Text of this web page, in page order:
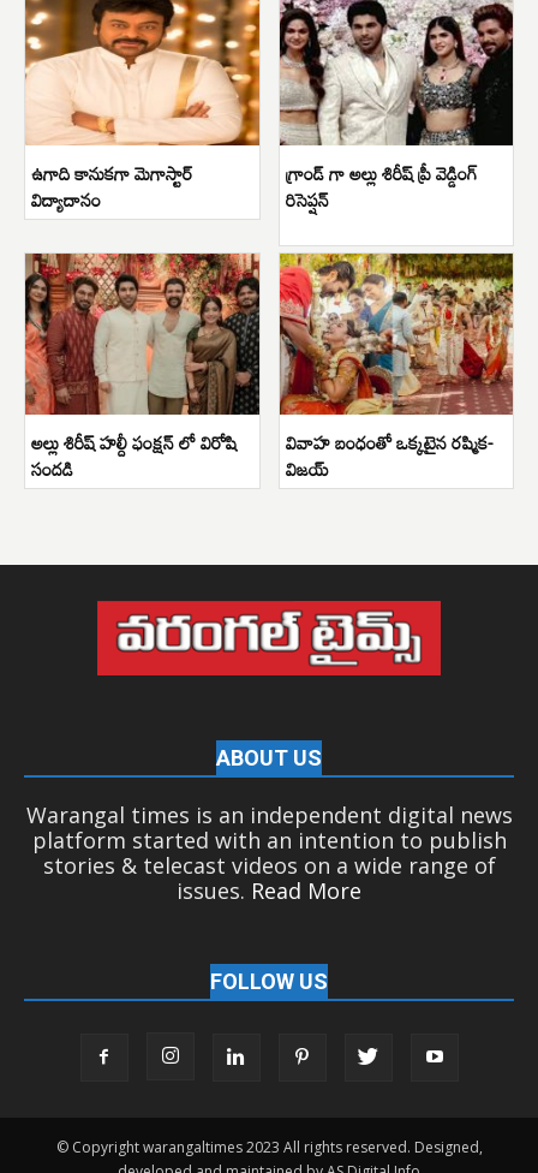
ఉగాది కానుకగా మెగాస్టార్
విద్యాదానం
గ్రాండ్ గా అల్లు శిరీష్ ప్రీ వెడ్డింగ్
రిసెప్షన్
అల్లు శిరీష్ హల్దీ ఫంక్షన్ లో విరోషి
సందడి
వివాహ బంధంతో ఒక్కటైన రష్మిక-
విజయ్
ABOUT US
Warangal times is an independent digital news
platform started with an intention to publish
stories & telecast videos on a wide range of
issues. Read More
FOLLOW US
© Copyright warangaltimes 2023 All rights reserved. Designed,